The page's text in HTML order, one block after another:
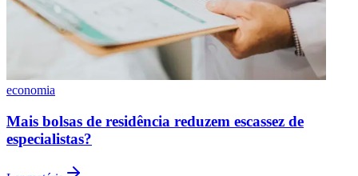
Mais bolsas de residência reduzem escassez de
Ler matéria